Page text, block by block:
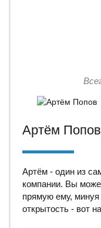
Артём Попов
Артём - один из
компании. Вы
прямую ему,
открытость - вот